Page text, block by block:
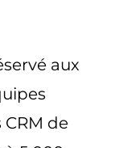
aux
de